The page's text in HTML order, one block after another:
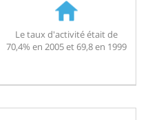
Le taux d'activité était de
70,4% en 2005 et 69,8 en 1999